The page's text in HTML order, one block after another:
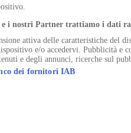
| VIA ROBERTO
1221 2110 154 - REA di Milano
e i nostri Partner trattiamo i dati
attiva delle caratteristiche del
e/o accedervi. Pubblicità e
e degli annunci, ricerche sul
dei fornitori IAB